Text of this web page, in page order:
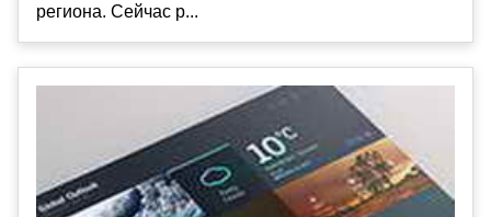
региона. Сейчас р...